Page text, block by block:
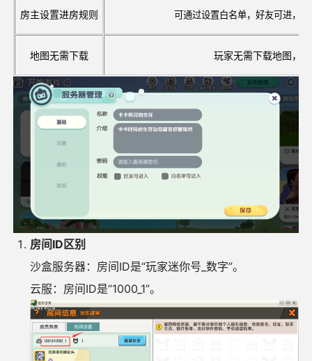
房主设置进房规则 可通过设置白名单，好友可进，
地图无需下载 玩家无需下载地图，
房间ID区别
沙盒服务器：房间ID是“玩家迷你号_数字”。
云服：房间ID是“1000_1”。